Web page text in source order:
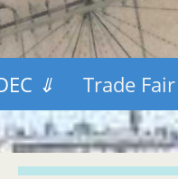
⇓ Trade